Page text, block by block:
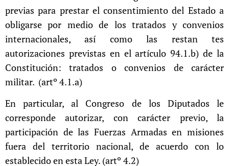
previas para prestar el consentimiento del Estado a
obligarse por medio de los tratados y convenios
internacionales, así como las restan tes
autorizaciones previstas en el artículo 94.1.b) de la
Constitución: tratados o convenios de carácter
militar. (artº 4.1.a)
En particular, al Congreso de los Diputados le
corresponde autorizar, con carácter previo, la
participación de las Fuerzas Armadas en misiones
fuera del territorio nacional, de acuerdo con lo
establecido en esta Ley. (artº 4.2)